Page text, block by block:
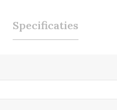
Specificaties